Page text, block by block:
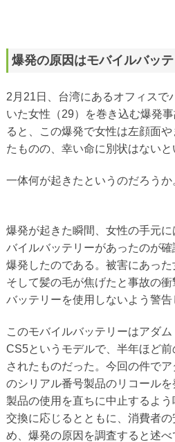
爆発の原因はモバイルバッ
2月21日、台湾にあるオフィスで
いた女性（29）を巻き込む爆発
ると、この爆発で女性は左顔面
たものの、幸い命に別状はないと
一体何が起きたというのだろうか
爆発が起きた瞬間、女性の手元
バイルバッテリーがあったのが
爆発したのである。被害にあった
そして髪の毛が焦げたと事故の
バッテリーを使用しないよう警告
このモバイルバッテリーはアダ
CS5というモデルで、半年ほど
されたものだった。今回の件で
のシリアル番号製品のリコール
製品の使用を直ちに中止するよ
交換に応じるとともに、消費者
め、爆発の原因を調査すると述べ